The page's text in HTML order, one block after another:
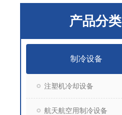
产品分类
制冷设备
注塑机冷却设备
航天航空用制冷设备